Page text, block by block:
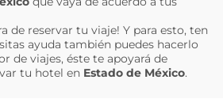
de reservar tu viaje! Y para esto, ten
ayuda también puedes hacerlo
de viajes, éste te apoyará de
tu hotel en Estado de México.